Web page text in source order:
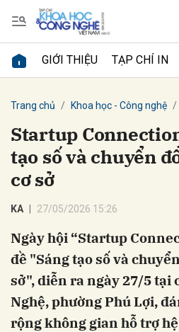
GIỚI THIỆU TẠP CHÍ IN
Trang chủ Khoa học - Công nghệ
Startup
tạo số và chuyển
cơ sở
KA 27/05/2026 15:26
Ngày hội “Startup
đề "Sáng tạo số và
sở", diễn ra ngày 27/5 tại
Nghệ, phường Phú Lợi,
rộng không gian hỗ trợ
Gửi bình luận